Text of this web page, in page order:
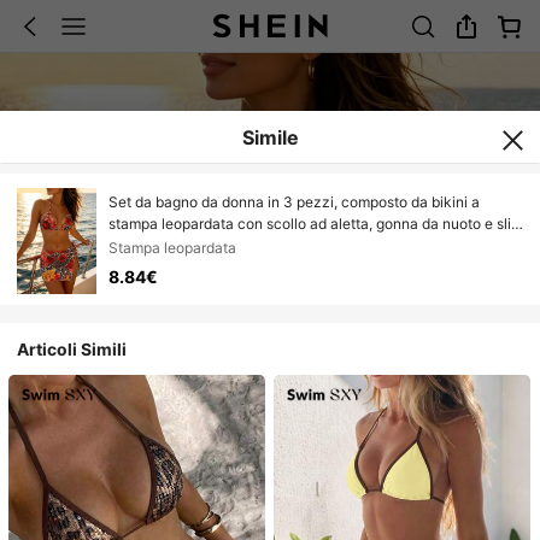
Simile
Set da bagno da donna in 3 pezzi, composto da bikini a
stampa leopardata con scollo ad aletta, gonna da nuoto e slip
bikini con laccetti, adatto per vacanze, spiaggia, nuoto e altre
occasioni
Stampa leopardata
8.84€
Articoli Simili